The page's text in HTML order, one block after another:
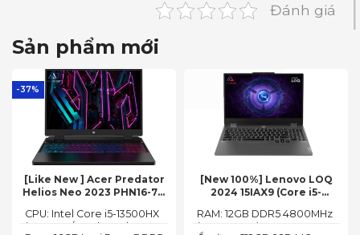
Đánh giá
Sản phẩm mới
-37%
[Like New ] Acer Predator
Helios Neo 2023 PHN16-71-
16GB, 512GB, RTX 4050 6GB,
CPU: Intel Core i5-13500HX
(14 Cores/ 20 Threads, up
[New 100%] Lenovo LOQ
2024 15IAX9 (Core i5-
3050 6GB, 15.6″ FHD 144Hz)
RAM: 12GB DDR5 4800MHz
(up to 32GB)